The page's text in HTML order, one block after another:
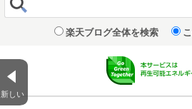
新しい
楽天ブログ全体を検索